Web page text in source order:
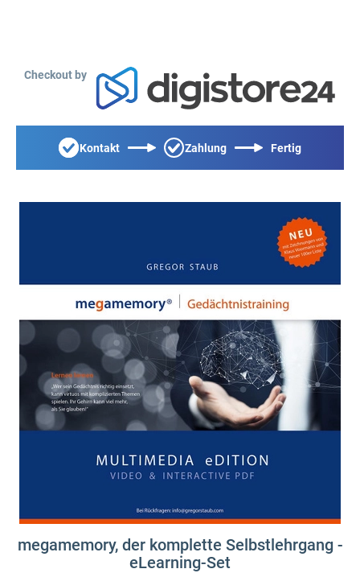
Checkout by
Kontakt Zahlung Fertig
megamemory, der komplette Selbstlehrgang -
eLearning-Set